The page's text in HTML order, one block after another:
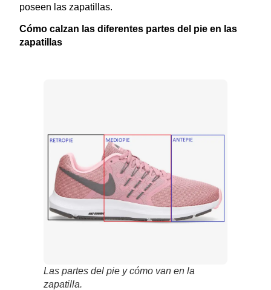
poseen las zapatillas.
Cómo calzan las diferentes partes del pie en las
zapatillas
Las partes del pie y cómo van en la
zapatilla.